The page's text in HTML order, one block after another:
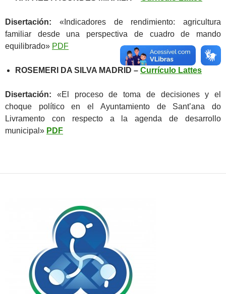
Disertación: «Indicadores de rendimiento: agricultura
familiar desde una perspectiva de cuadro de mando
equilibrado» PDF
ROSEMERI DA SILVA MADRID – Currículo Lattes
Disertación: «El proceso de toma de decisiones y el
choque político en el Ayuntamiento de Sant’ana do
Livramento con respecto a la agenda de desarrollo
municipal» PDF